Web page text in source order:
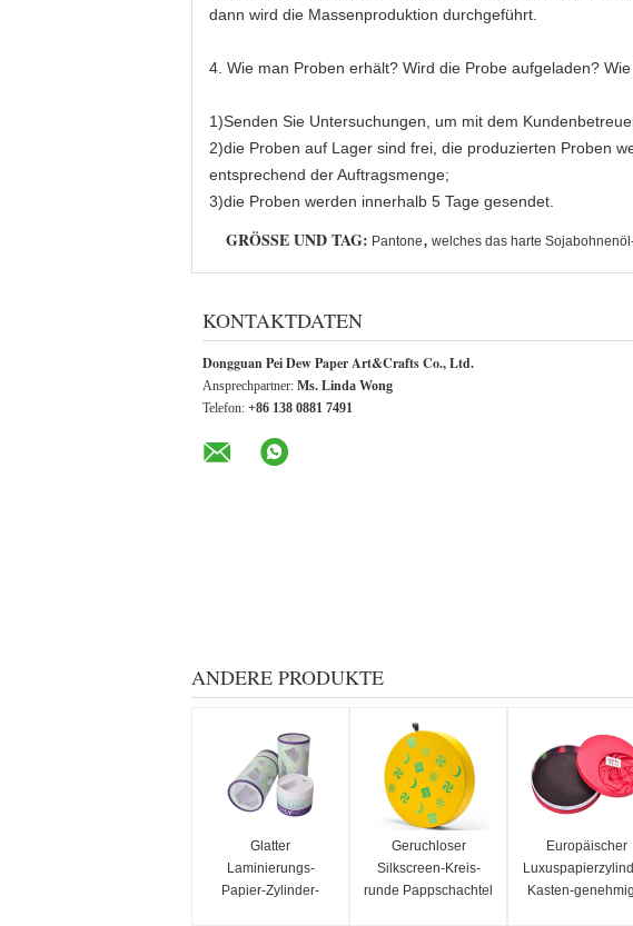
dann wird die Massenproduktion durchgeführt.
4. Wie man Proben erhält? Wird die Probe aufgeladen?
1)Senden Sie Untersuchungen, um mit dem
2)die Proben auf Lager sind frei, die produzierten Proben
entsprechend der Auftragsmenge;
3)die Proben werden innerhalb 5 Tage gesendet.
GRÖSSE UND TAG: Pantone, welches das harte
KONTAKTDATEN
Dongguan Pei Dew Paper Art&Crafts Co., Ltd.
Ansprechpartner: Ms. Linda Wong
Telefon: +86 138 0881 7491
ANDERE PRODUKTE
Glatter
Laminierungs-
Papier-Zylinder-
Geruchloser
Silkscreen-Kreis-
runde Pappschachtel
Europäischer
Kasten-